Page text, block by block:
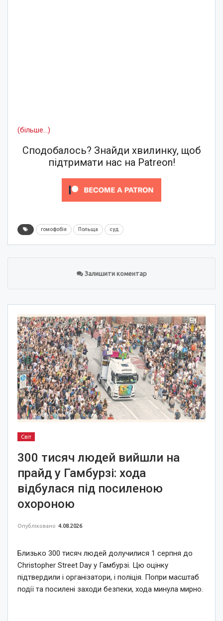
(більше…)
Сподобалось? Знайди хвилинку, щоб
підтримати нас на Patreon!
гомофобія Польща суд
Залишити коментар
Світ
300 тисяч людей вийшли на
прайд у Гамбурзі: хода
відбулася під посиленою
охороною
Опубліковано 4.08.2026
Близько 300 тисяч людей долучилися 1 серпня до
Christopher Street Day у Гамбурзі. Цю оцінку
підтвердили і організатори, і поліція. Попри масштаб
події та посилені заходи безпеки, хода минула мирно.